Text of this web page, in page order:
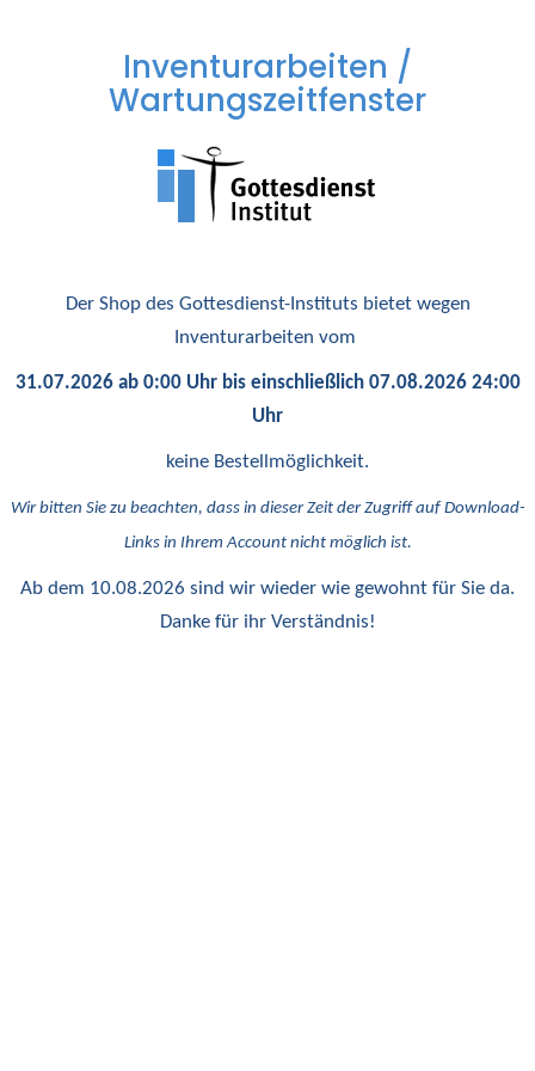
Inventurarbeiten /
Wartungszeitfenster
Der Shop des Gottesdienst-Instituts bietet wegen
Inventurarbeiten vom
31.07.2026 ab 0:00 Uhr bis einschließlich 07.08.2026 24:00
Uhr
keine Bestellmöglichkeit.
Wir bitten Sie zu beachten, dass in dieser Zeit der Zugriff auf Download-
Links in Ihrem Account nicht möglich ist.
Ab dem 10.08.2026 sind wir wieder wie gewohnt für Sie da.
Danke für ihr Verständnis!